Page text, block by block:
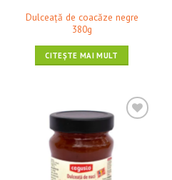
Dulceaţă de coacăze negre
380g
CITEȘTE MAI MULT
❤ Pune în Wishlist